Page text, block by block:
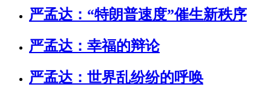
严孟达：“特朗普速度”催生新秩序
严孟达：幸福的辩论
严孟达：世界乱纷纷的呼唤